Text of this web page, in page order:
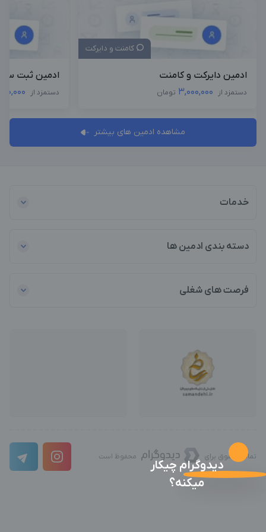
کامنت و دایرکت
ادمین دایرکت و کامنت
دستمزد از 3,000,000 تومان
ادمین ثبت
دستمزد از
مشاهده ادمین های بیشتر
خدمات
دسته بندی ادمین ها
فرصت های شغلی
تمامی حقوق برای محفوظ است
دیدوگرام چیکار
میکنه؟